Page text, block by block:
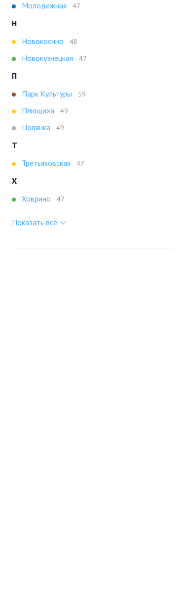
Молодежная 47
Н
Новокосино
48
Новокузнецкая 47
П
Парк Культуры
59
Плющиха 49
Полянка 49
Т
Третьяковская
47
Х
Ховрино
47
Показать все